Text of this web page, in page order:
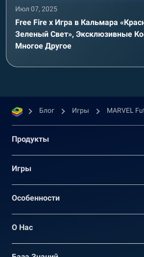
Июл 07, 2025
Free Fire x Игра в Кальмара
Зеленый Свет», Эксклюзивные
Многое Другое
Блог Игры MARVEL
Продукты
Игры
Oсобенности
О Нас